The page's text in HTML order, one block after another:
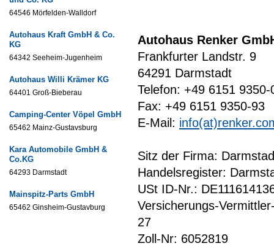
64546 Mörfelden-Walldorf
Autohaus Kraft GmbH & Co.
KG
64342 Seeheim-Jugenheim
Autohaus Willi Krämer KG
64401 Groß-Bieberau
Camping-Center Vöpel GmbH
65462 Mainz-Gustavsburg
Kara Automobile GmbH &
Co.KG
64293 Darmstadt
Mainspitz-Parts GmbH
65462 Ginsheim-Gustavburg
Autohaus Renker
Frankfurter Landstr. 9
64291 Darmstadt
Telefon: +49 6151 9350-
Fax: +49 6151 9350-93
E-Mail:
Sitz der Firma:
Handelsregister:
USt ID-Nr.:
Versicherungs-
27
Zoll-Nr: 6052819